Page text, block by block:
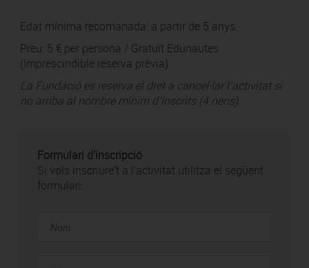
Edat mínima recomanada: a partir de 5 anys.
Preu: 5 € per persona / Gratuït Edunautes
(Imprescindible reserva prèvia)
La Fundació es reserva el dret a cancel·lar l’activitat si
no arriba al nombre mínim d’inscrits (4 nens).
Formulari d'inscripció
Si vols inscriure't a l'activitat utilitza el següent
formulari: